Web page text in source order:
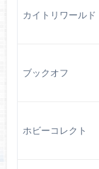
カイトリワールド
ブックオフ
ホビーコレクト